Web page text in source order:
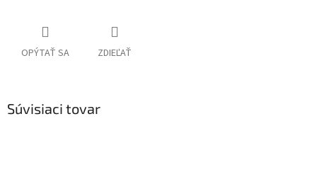
OPÝTAŤ SA ZDIEĽAŤ
Súvisiaci tovar